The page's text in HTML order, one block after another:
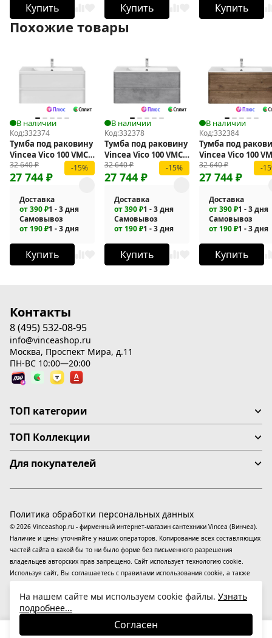
Купить Купить Купить
Похожие товары
В наличии
Код:332374
Тумба под раковину
Vincea Vico 100 VMC-
2V100GW подвесная
32 640₽
27 744 ₽
-15%
Доставка
от 390 ₽1 - 3 дня
Самовывоз
от 190 ₽1 - 3 дня
Купить
В наличии
Код:332378
Тумба под раковину
Vincea Vico 100 VMC-
2V100BT подвесная
32 640₽
27 744 ₽
-15%
Доставка
от 390 ₽1 - 3 дня
Самовывоз
от 190 ₽1 - 3 дня
Купить
В наличии
Код:332384
Тумба под
Vincea Vico 100
2V100VO
32 640₽
27 744 ₽
-
Доставка
от 390 ₽1 - 3 дня
Самовывоз
от 190 ₽1 - 3 дня
Купить
Контакты
8 (495) 532-08-95
info@vinceashop.ru
Москва, Проспект Мира, д.11
ПН-ВС 10:00—20:00
ТОП категории
ТОП Коллекции
Для покупателей
© 2026 Vinceashop.ru - фирменный интернет-магазин сантехники Vincea (Винчеа).
Наличие и цены уточняйте у наших операторов. Копирование всех составляющих
частей сайта в какой бы то ни было форме без письменного разрешения
владельцев авторских прав запрещено. Сайт использует технологию cookie.
Используя сайт, Вы соглашаетесь с правилами использования cookie, а также
применяютсярекомендательные технологии(информационные технологии
предоставления информации на основе сбора, систематизации и анализа
сведений, относящихся к предпочтениям пользователей сети «Интернет»,
находящихся на территории Российской Федерации).
Политика обработки персональных данных
На нашем сайте мы используем cookie файлы. Узнать
подробнее...
Согласен